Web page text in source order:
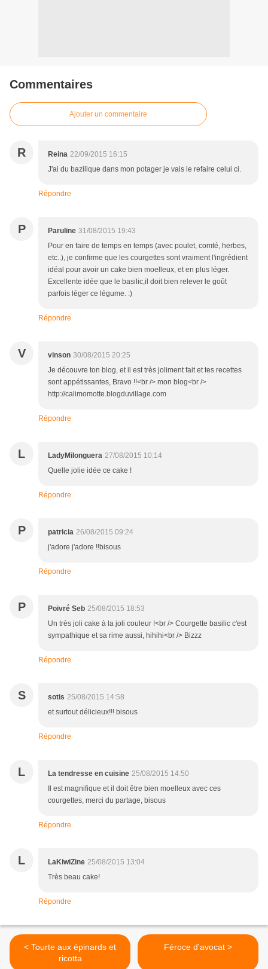
Commentaires
Ajouter un commentaire
R Reina 22/09/2015 16:15
J'ai du bazilique dans mon potager je vais le refaire celui ci.
Répondre
P Paruline 31/08/2015 19:43
Pour en faire de temps en temps (avec poulet, comté, herbes,
etc..), je confirme que les courgettes sont vraiment l'ingrédient
idéal pour avoir un cake bien moelleux, et en plus léger.
Excellente idée que le basilic,il doit bien relever le goût
parfois léger ce légume. :)
Répondre
V vinson 30/08/2015 20:25
Je découvre ton blog, et il est très joliment fait et tes recettes
sont appétissantes, Bravo !!<br /> mon blog<br />
http://calimomotte.blogduvillage.com
Répondre
L LadyMilonguera 27/08/2015 10:14
Quelle jolie idée ce cake !
Répondre
P patricia 26/08/2015 09:24
j'adore j'adore !!bisous
Répondre
P Poivré Seb 25/08/2015 18:53
Un très joli cake à la joli couleur !<br /> Courgette basilic c'est
sympathique et sa rime aussi, hihihi<br /> Bizzz
Répondre
S sotis 25/08/2015 14:58
et surtout délicieux!!! bisous
Répondre
L La tendresse en cuisine 25/08/2015 14:50
Il est magnifique et il doit être bien moelleux avec ces
courgettes, merci du partage, bisous
Répondre
L LaKiwiZine 25/08/2015 13:04
Très beau cake!
Répondre
< Tourte aux épinards et
ricotta
Féroce d'avocat >